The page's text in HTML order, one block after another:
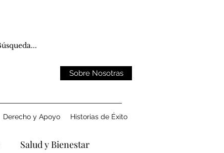
Sobre Nosotras
Derecho y Apoyo Historias de Éxito
Salud y Bienestar